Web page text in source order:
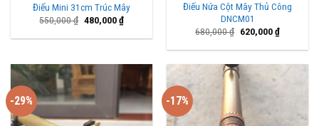
Điếu Mini 31cm Trúc Mây
550,000₫ Giá
là:
480,000₫Giá
hiện
tại
Điếu Nứa Cột Mây Thủ Công
DNCM01
680,000₫ Giá
là:
620,000₫Giá
hiện
tại
620,000
-29% -17%